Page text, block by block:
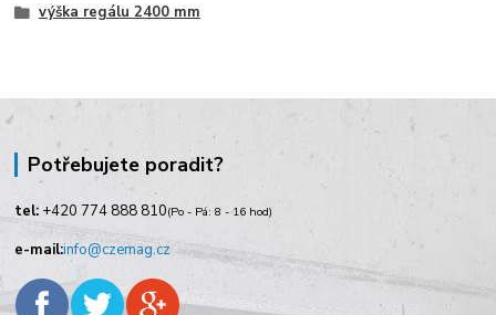
výška regálu 2400 mm
Potřebujete poradit?
tel: +420 774 888 810(Po - Pá: 8 - 16 hod)
e-mail:info@czemag.cz